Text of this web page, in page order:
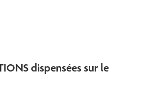
dispensées sur le